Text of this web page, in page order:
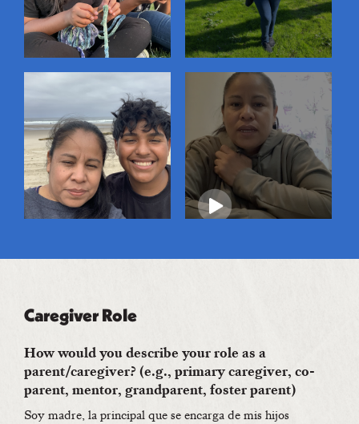
Caregiver Role
How would you describe your role as a
parent/caregiver? (e.g., primary caregiver, co-
parent, mentor, grandparent, foster parent)
Soy madre, la principal que se encarga de mis hijos